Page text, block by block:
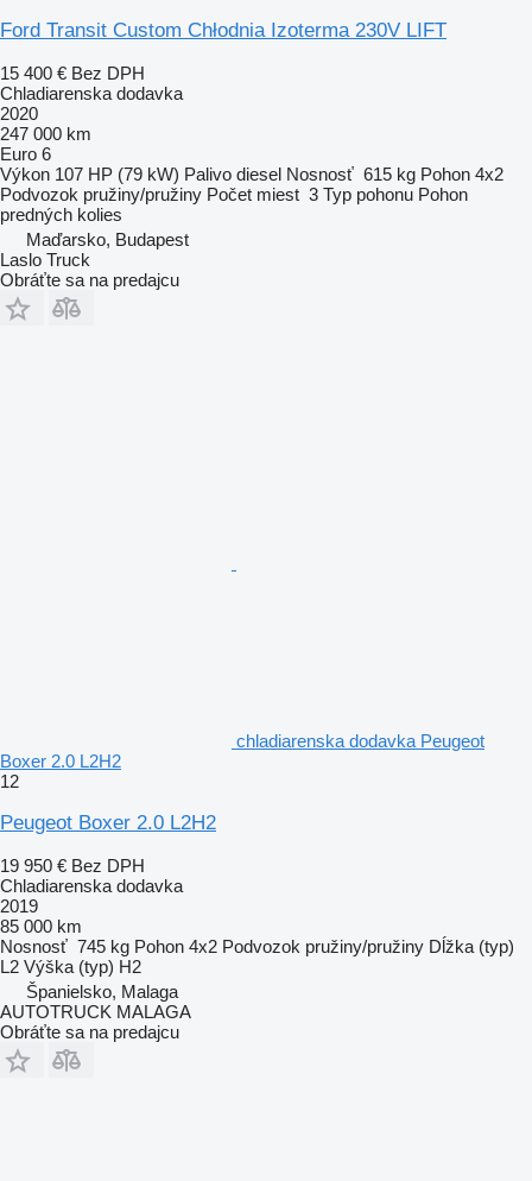
Ford Transit Custom Chłodnia Izoterma 230V LIFT
15 400 € Bez DPH
Chladiarenska dodavka
2020
247 000 km
Euro 6
Výkon 107 HP (79 kW) Palivo diesel Nosnosť 615 kg Pohon 4x2
Podvozok pružiny/pružiny Počet miest 3 Typ pohonu Pohon
predných kolies
Maďarsko, Budapest
Laslo Truck
Obráťte sa na predajcu
chladiarenska dodavka Peugeot
Boxer 2.0 L2H2
12
Peugeot Boxer 2.0 L2H2
19 950 € Bez DPH
Chladiarenska dodavka
2019
85 000 km
Nosnosť 745 kg Pohon 4x2 Podvozok pružiny/pružiny Dĺžka (typ)
L2 Výška (typ) H2
Španielsko, Malaga
AUTOTRUCK MALAGA
Obráťte sa na predajcu